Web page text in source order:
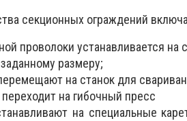
секционных ограждений
проволоки устанавливается
размеру;
на станок для
на гибочный пресс
на специальные